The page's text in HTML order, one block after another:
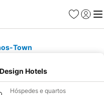
Favoritos
Iniciar
Town
Hotels
Hóspedes e quartos